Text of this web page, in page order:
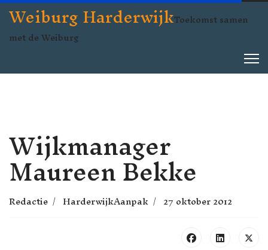
Weiburg HarderwijkToekomst samen
met de Weiburg
Wijkmanager
Maureen Bekke
Redactie HarderwijkAanpak 27 oktober 2012